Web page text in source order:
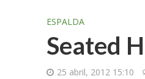
ESPALDA
Seated
25 abril, 2012 15:10